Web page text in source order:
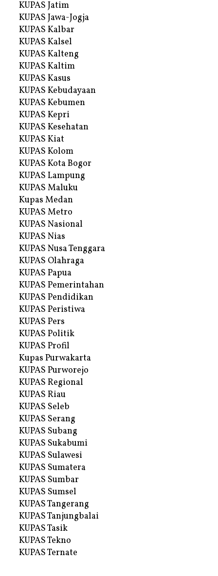
KUPAS Jatim
KUPAS Jawa-Jogja
KUPAS Kalbar
KUPAS Kalsel
KUPAS Kalteng
KUPAS Kaltim
KUPAS Kasus
KUPAS Kebudayaan
KUPAS Kebumen
KUPAS Kepri
KUPAS Kesehatan
KUPAS Kiat
KUPAS Kolom
KUPAS Kota Bogor
KUPAS Lampung
KUPAS Maluku
Kupas Medan
KUPAS Metro
KUPAS Nasional
KUPAS Nias
KUPAS Nusa Tenggara
KUPAS Olahraga
KUPAS Papua
KUPAS Pemerintahan
KUPAS Pendidikan
KUPAS Peristiwa
KUPAS Pers
KUPAS Politik
KUPAS Profil
Kupas Purwakarta
KUPAS Purworejo
KUPAS Regional
KUPAS Riau
KUPAS Seleb
KUPAS Serang
KUPAS Subang
KUPAS Sukabumi
KUPAS Sulawesi
KUPAS Sumatera
KUPAS Sumbar
KUPAS Sumsel
KUPAS Tangerang
KUPAS Tanjungbalai
KUPAS Tasik
KUPAS Tekno
KUPAS Ternate